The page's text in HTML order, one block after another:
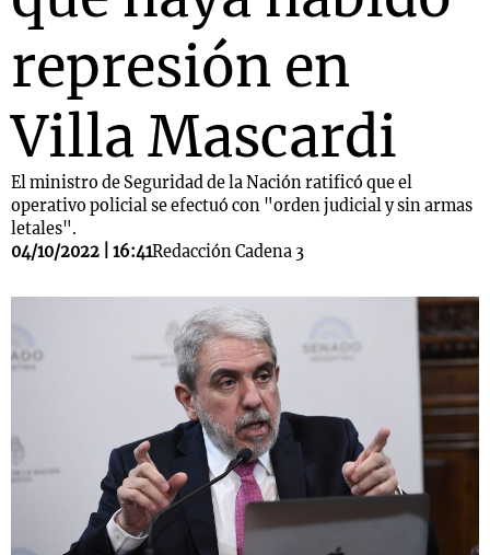
represión en
Villa Mascardi
El ministro de Seguridad de la Nación ratificó que el
operativo policial se efectuó con "orden judicial y sin armas
letales".
04/10/2022 | 16:41Redacción Cadena 3